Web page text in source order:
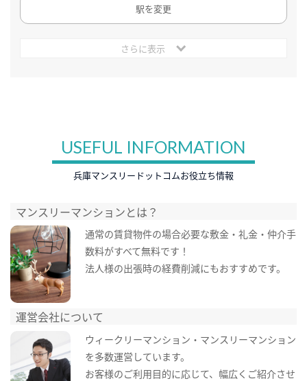
駅を変更
さらに表示
USEFUL INFORMATION
兵庫マンスリードットコムお役立ち情報
マンスリーマンションとは？
通常の賃貸物件の場合必要な敷金・礼金・仲介手
数料がすべて無料です！
法人様の出張時の経費削減にもおすすめです。
運営会社について
ウィークリーマンション・マンスリーマンション
を多数運営しています。
お客様のご利用目的に応じて、幅広くご紹介させ